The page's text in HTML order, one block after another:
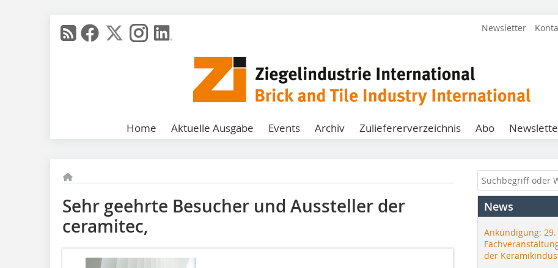
Newsletter
Home Aktuelle Ausgabe Events Archiv Zuliefererverzeichnis Abo
Sehr geehrte Besucher und Aussteller der
ceramitec,
News
Ankündigung:
der